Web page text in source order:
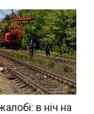
в ніч на